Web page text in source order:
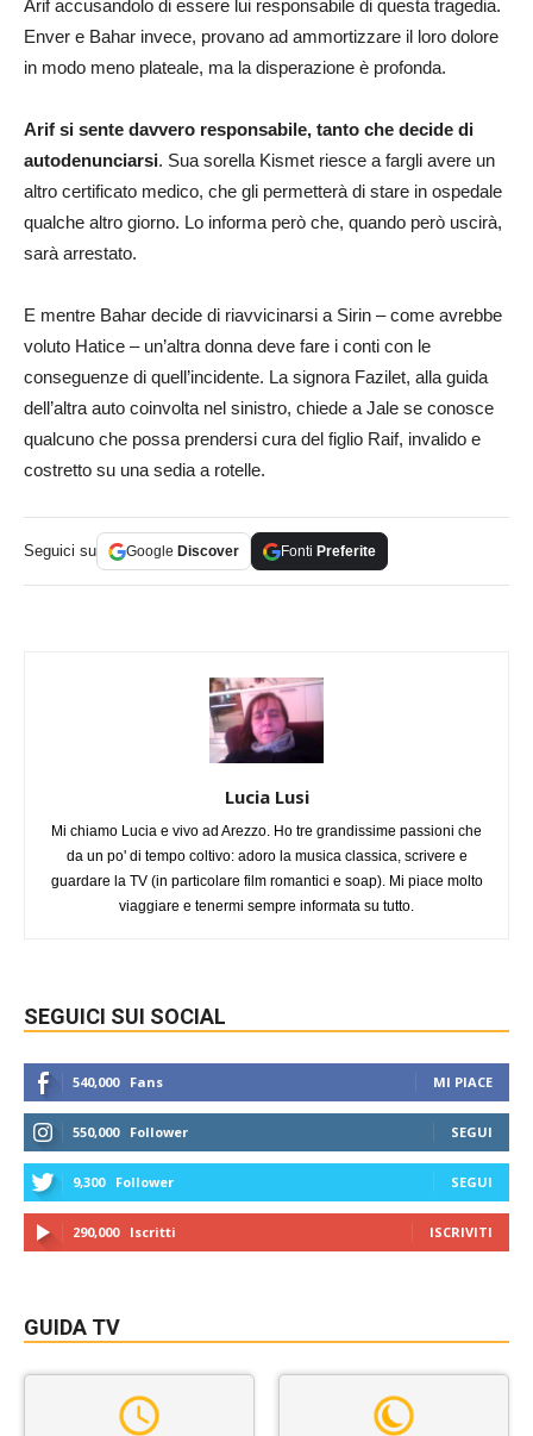
Arif accusandolo di essere lui responsabile di questa tragedia.
Enver e Bahar invece, provano ad ammortizzare il loro dolore
in modo meno plateale, ma la disperazione è profonda.
Arif si sente davvero responsabile, tanto che decide di
autodenunciarsi. Sua sorella Kismet riesce a fargli avere un
altro certificato medico, che gli permetterà di stare in ospedale
qualche altro giorno. Lo informa però che, quando però uscirà,
sarà arrestato.
E mentre Bahar decide di riavvicinarsi a Sirin – come avrebbe
voluto Hatice – un’altra donna deve fare i conti con le
conseguenze di quell’incidente. La signora Fazilet, alla guida
dell’altra auto coinvolta nel sinistro, chiede a Jale se conosce
qualcuno che possa prendersi cura del figlio Raif, invalido e
costretto su una sedia a rotelle.
Seguici su Google Discover Fonti Preferite
Lucia Lusi
Mi chiamo Lucia e vivo ad Arezzo. Ho tre grandissime passioni che
da un po' di tempo coltivo: adoro la musica classica, scrivere e
guardare la TV (in particolare film romantici e soap). Mi piace molto
viaggiare e tenermi sempre informata su tutto.
SEGUICI SUI SOCIAL
540,000 Fans MI PIACE
550,000 Follower SEGUI
9,300 Follower SEGUI
290,000 Iscritti ISCRIVITI
GUIDA TV